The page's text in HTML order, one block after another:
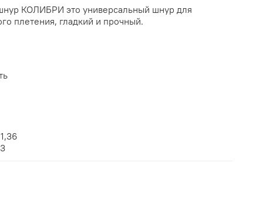
КОЛИБРИ это универсальный шнур для
плетения, гладкий и прочный.